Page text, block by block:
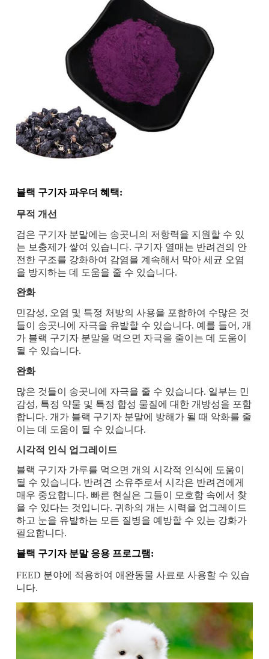
블랙 구기자 파우더 혜택:
무적 개선
검은 구기자 분말에는 송곳니의 저항력을 지원할 수 있
는 보충제가 쌓여 있습니다. 구기자 열매는 반려견의 안
전한 구조를 강화하여 감염을 계속해서 막아 세균 오염
을 방지하는 데 도움을 줄 수 있습니다.
완화
민감성, 오염 및 특정 처방의 사용을 포함하여 수많은 것
들이 송곳니에 자극을 유발할 수 있습니다. 예를 들어, 개
가 블랙 구기자 분말을 먹으면 자극을 줄이는 데 도움이
될 수 있습니다.
완화
많은 것들이 송곳니에 자극을 줄 수 있습니다. 일부는 민
감성, 특정 약물 및 특정 합성 물질에 대한 개방성을 포함
합니다. 개가 블랙 구기자 분말에 방해가 될 때 악화를 줄
이는 데 도움이 될 수 있습니다.
시각적 인식 업그레이드
블랙 구기자 가루를 먹으면 개의 시각적 인식에 도움이
될 수 있습니다. 반려견 소유주로서 시각은 반려견에게
매우 중요합니다. 빠른 현실은 그들이 모호함 속에서 찾
을 수 있다는 것입니다. 귀하의 개는 시력을 업그레이드
하고 눈을 유발하는 모든 질병을 예방할 수 있는 강화가
필요합니다.
블랙 구기자 분말 응용 프로그램:
FEED 분야에 적용하여 애완동물 사료로 사용할 수 있습
니다.